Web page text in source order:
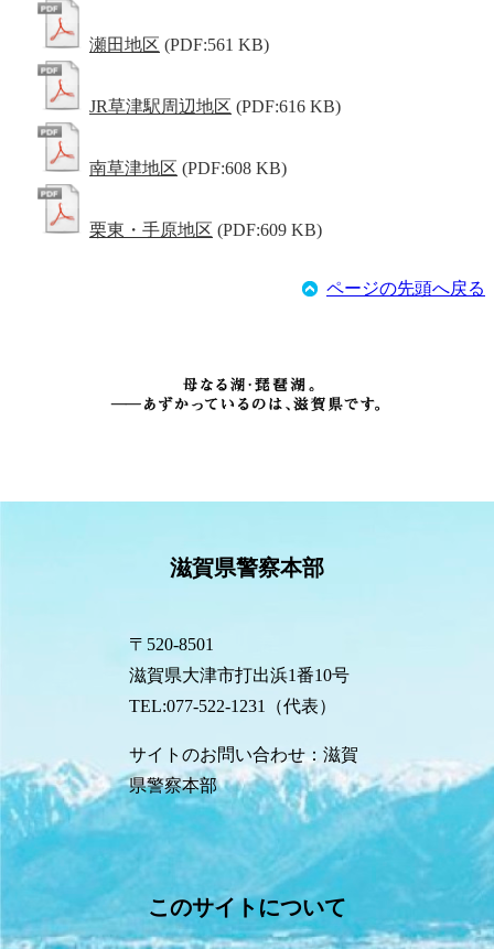
瀬田地区 (PDF:561 KB)
JR草津駅周辺地区 (PDF:616 KB)
南草津地区 (PDF:608 KB)
栗東・手原地区 (PDF:609 KB)
ページの先頭へ戻る
滋賀県警察本部
〒520-8501
滋賀県大津市打出浜1番10号
TEL:077-522-1231（代表）
サイトのお問い合わせ：滋賀
県警察本部
このサイトについて